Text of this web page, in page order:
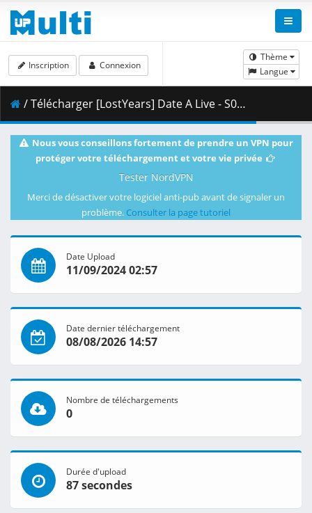
Thème
Langue
Inscription Connexion
/ Télécharger [LostYears] Date A Live - S05E02 (WEB-DL 1080p x264 AAC E-AC-3) [2317BC6F].mkv.001 ( 482.25 MB )
Nous vous conseillons fortement de prendre un VPN pour
protéger votre téléchargement et votre vie privée
Tester NordVPN
Merci de désactiver votre logiciel anti-pub avant de signaler un
problème. Consulter la page tutoriel
Date Upload
11/09/2024 02:57
Date dernier téléchargement
08/08/2026 14:57
Nombre de téléchargements
0
Durée d'upload
87 secondes